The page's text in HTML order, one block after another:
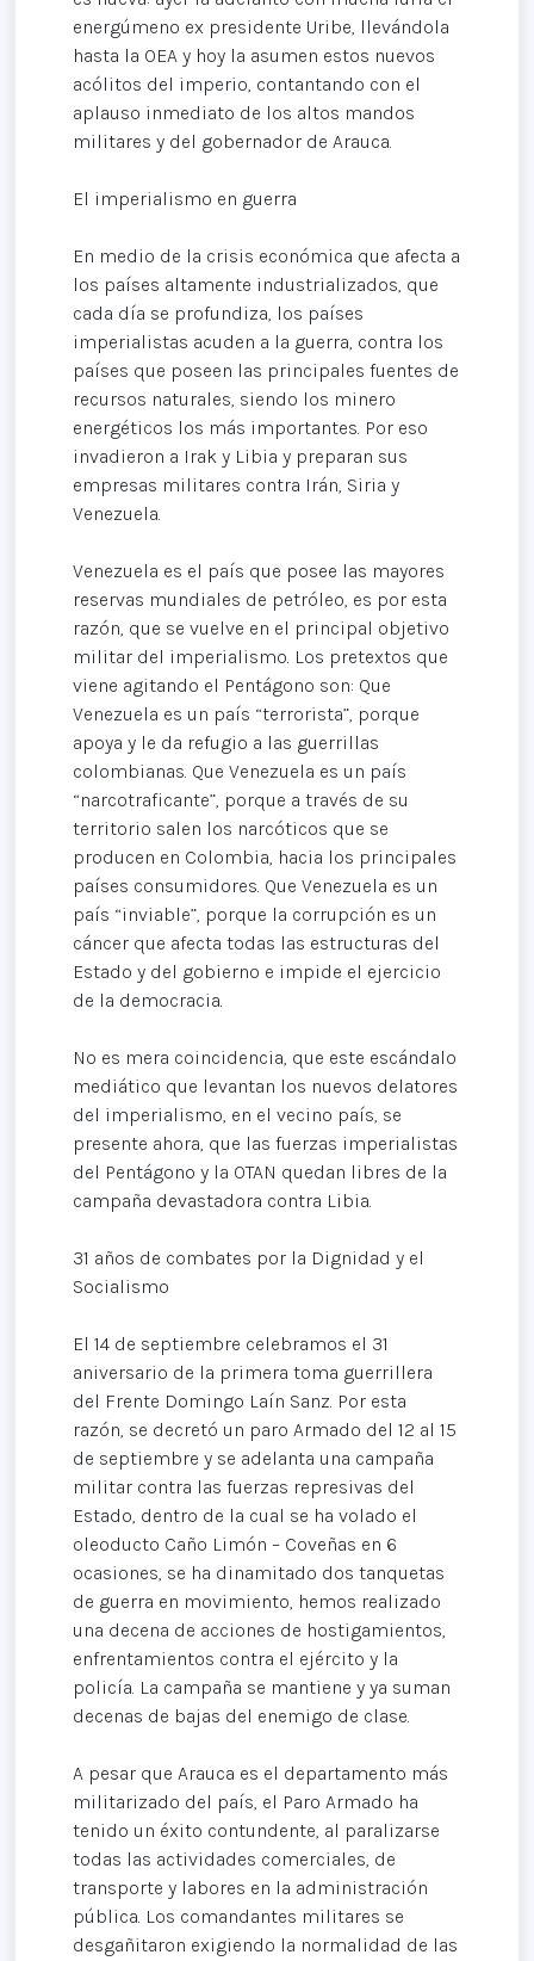
energúmeno ex presidente Uribe, llevándola
hasta la OEA y hoy la asumen estos nuevos
acólitos del imperio, contantando con el
aplauso inmediato de los altos mandos
militares y del gobernador de Arauca.
El imperialismo en guerra
En medio de la crisis económica que afecta a
los países altamente industrializados, que
cada día se profundiza, los países
imperialistas acuden a la guerra, contra los
países que poseen las principales fuentes de
recursos naturales, siendo los minero
energéticos los más importantes. Por eso
invadieron a Irak y Libia y preparan sus
empresas militares contra Irán, Siria y
Venezuela.
Venezuela es el país que posee las mayores
reservas mundiales de petróleo, es por esta
razón, que se vuelve en el principal objetivo
militar del imperialismo. Los pretextos que
viene agitando el Pentágono son: Que
Venezuela es un país “terrorista”, porque
apoya y le da refugio a las guerrillas
colombianas. Que Venezuela es un país
“narcotraficante”, porque a través de su
territorio salen los narcóticos que se
producen en Colombia, hacia los principales
países consumidores. Que Venezuela es un
país “inviable”, porque la corrupción es un
cáncer que afecta todas las estructuras del
Estado y del gobierno e impide el ejercicio
de la democracia.
No es mera coincidencia, que este escándalo
mediático que levantan los nuevos delatores
del imperialismo, en el vecino país, se
presente ahora, que las fuerzas imperialistas
del Pentágono y la OTAN quedan libres de la
campaña devastadora contra Libia.
31 años de combates por la Dignidad y el
Socialismo
El 14 de septiembre celebramos el 31
aniversario de la primera toma guerrillera
del Frente Domingo Laín Sanz. Por esta
razón, se decretó un paro Armado del 12 al 15
de septiembre y se adelanta una campaña
militar contra las fuerzas represivas del
Estado, dentro de la cual se ha volado el
oleoducto Caño Limón – Coveñas en 6
ocasiones, se ha dinamitado dos tanquetas
de guerra en movimiento, hemos realizado
una decena de acciones de hostigamientos,
enfrentamientos contra el ejército y la
policía. La campaña se mantiene y ya suman
decenas de bajas del enemigo de clase.
A pesar que Arauca es el departamento más
militarizado del país, el Paro Armado ha
tenido un éxito contundente, al paralizarse
todas las actividades comerciales, de
transporte y labores en la administración
pública. Los comandantes militares se
desgañitaron exigiendo la normalidad de las